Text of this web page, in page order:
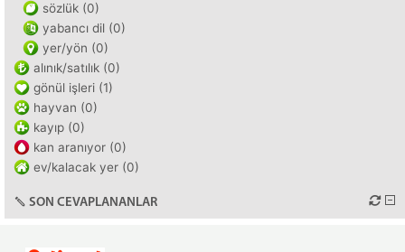
sözlük (0)
yabancı dil (0)
yer/yön (0)
alınık/satılık (0)
gönül işleri (1)
hayvan (0)
kayıp (0)
kan aranıyor (0)
ev/kalacak yer (0)
SON CEVAPLANANLAR